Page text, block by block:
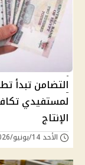
التضامن تبدأ
لمستفيدي
الإنتاج
الأحد 14/يونيو/2026 - 05:55 م